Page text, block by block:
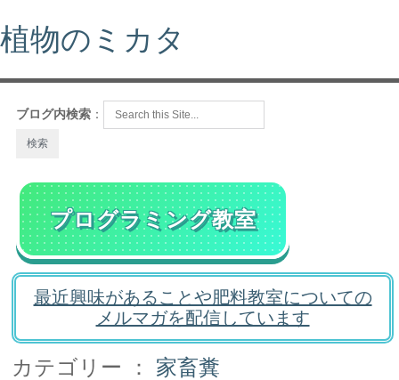
植物のミカタ
ブログ内検索 ：
プログラミング教室
最近興味があることや肥料教室についての
メルマガを配信しています
カテゴリー ： 家畜糞